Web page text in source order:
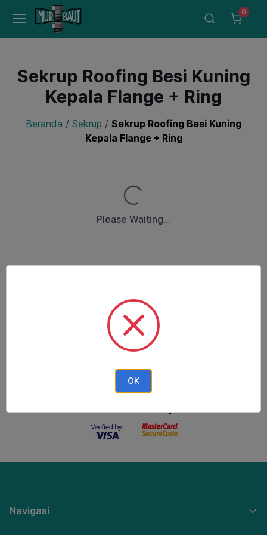
0
Sekrup Roofing Besi Kuning
Kepala Flange + Ring
Beranda / Sekrup / Sekrup Roofing Besi Kuning
Kepala Flange + Ring
Loading...
Please Waiting...
Metode Pengiriman
Navigasi
OK